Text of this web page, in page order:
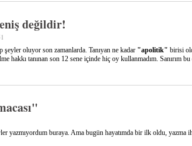
değildir!
şeyler oluyor son zamanlarda. Tanıyan ne kadar "apolitik" birisi
hakkı tanınan son 12 sene içinde hiç oy kullanmadım. Sanırım
yazmıyordum buraya. Ama bugün hayatımda bir ilk oldu, yazma